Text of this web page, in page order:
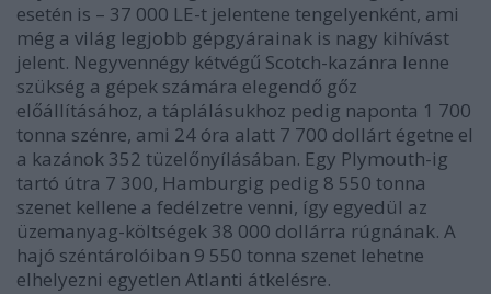
esetén is – 37 000 LE-t jelentene tengelyenként, ami
még a világ legjobb gépgyárainak is nagy kihívást
jelent. Negyvennégy kétvégű Scotch-kazánra lenne
szükség a gépek számára elegendő gőz
előállításához, a táplálásukhoz pedig naponta 1 700
tonna szénre, ami 24 óra alatt 7 700 dollárt égetne el
a kazánok 352 tüzelőnyílásában. Egy Plymouth-ig
tartó útra 7 300, Hamburgig pedig 8 550 tonna
szenet kellene a fedélzetre venni, így egyedül az
üzemanyag-költségek 38 000 dollárra rúgnának. A
hajó széntárolóiban 9 550 tonna szenet lehetne
elhelyezni egyetlen Atlanti átkelésre.